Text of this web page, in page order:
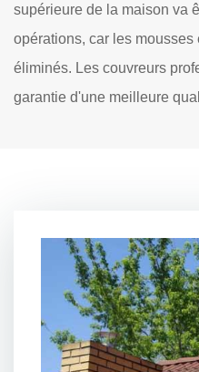
supérieure de la maison va
opérations, car les
éliminés. Les couvreurs
garantie d'une meilleure